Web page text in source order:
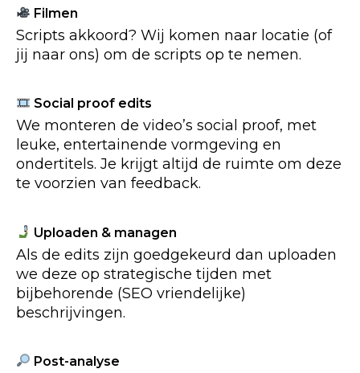
Filmen
Scripts akkoord? Wij komen naar locatie (of
jij naar ons) om de scripts op te nemen.
Social proof edits
We monteren de video’s social proof, met
leuke, entertainende vormgeving en
ondertitels. Je krijgt altijd de ruimte om deze
te voorzien van feedback.
Uploaden & managen
Als de edits zijn goedgekeurd dan uploaden
we deze op strategische tijden met
bijbehorende (SEO vriendelijke)
beschrijvingen.
Post-analyse